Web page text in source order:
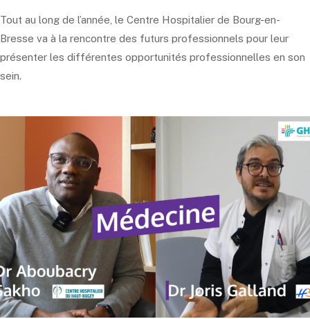
Tout au long de l’année, le Centre Hospitalier de Bourg-en-
Bresse va à la rencontre des futurs professionnels pour leur
présenter les différentes opportunités professionnelles en son
sein.